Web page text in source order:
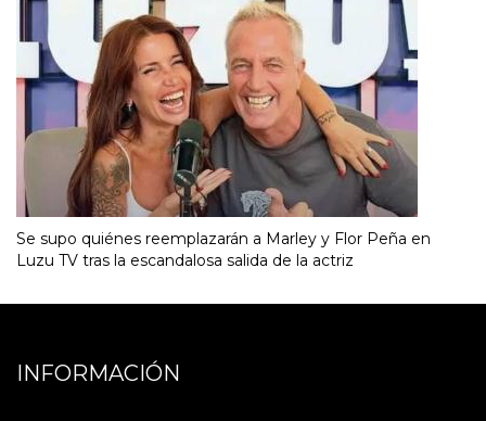
Se supo quiénes reemplazarán a Marley y Flor Peña en
Luzu TV tras la escandalosa salida de la actriz
INFORMACIÓN